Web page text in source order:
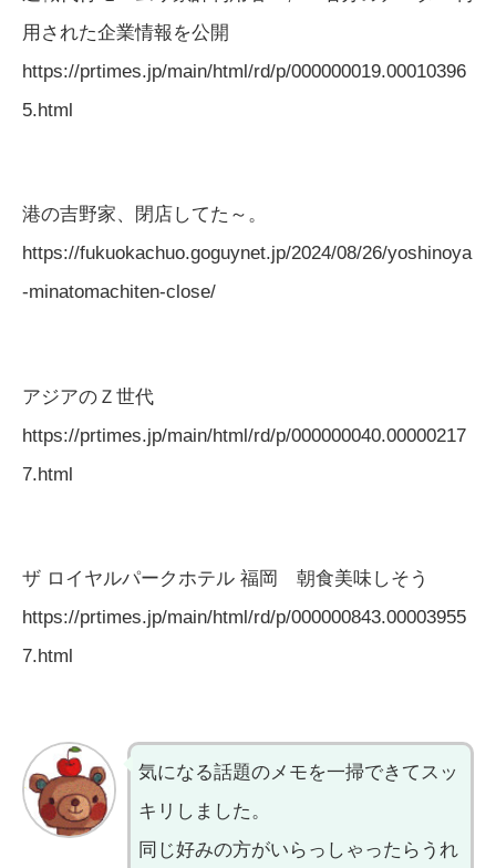
用された企業情報を公開
https://prtimes.jp/main/html/rd/p/000000019.00010396
5.html
港の吉野家、閉店してた～。
https://fukuokachuo.goguynet.jp/2024/08/26/yoshinoya
-minatomachiten-close/
アジアのＺ世代
https://prtimes.jp/main/html/rd/p/000000040.00000217
7.html
ザ ロイヤルパークホテル 福岡 朝食美味しそう
https://prtimes.jp/main/html/rd/p/000000843.00003955
7.html
気になる話題のメモを一掃できてスッ
キリしました。
同じ好みの方がいらっしゃったらうれ